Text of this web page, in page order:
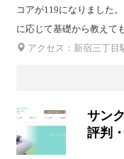
コアが119になりました
に応じて基礎から教えて
アクセス：新宿三丁目
サン
評判